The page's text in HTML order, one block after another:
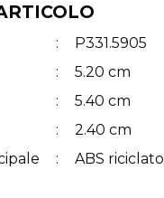
:
P331.5905
:
5.20 cm
:
5.40 cm
:
2.40 cm
: ABS riciclato